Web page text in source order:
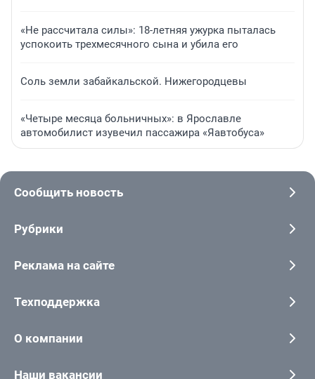
«Не рассчитала силы»: 18-летняя ужурка пыталась
успокоить трехмесячного сына и убила его
Соль земли забайкальской. Нижегородцевы
«Четыре месяца больничных»: в Ярославле
автомобилист изувечил пассажира «Яавтобуса»
Сообщить новость
Рубрики
Реклама на сайте
Техподдержка
О компании
Наши вакансии